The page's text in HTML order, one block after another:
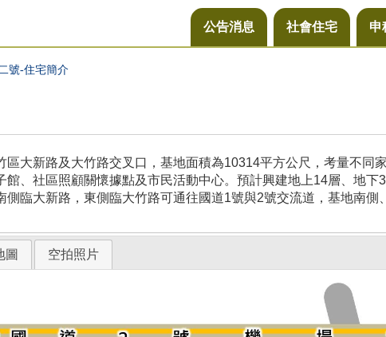
公告消息 社會住宅 申
號-住宅簡介
區大新路及大竹路交叉口，基地面積為10314平方公尺，考量不同
館、社區照顧關懷據點及市民活動中心。預計興建地上14層、地下
側臨大新路，東側臨大竹路可通往國道1號與2號交流道，基地南側
圖 空拍照片